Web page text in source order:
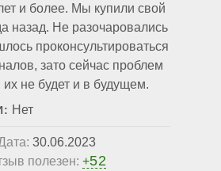
и более. Мы купили свой
назад. Не разочаровались
проконсультироваться
зато сейчас проблем
их не будет и в будущем.
Нет
30.06.2023
полезен: +52